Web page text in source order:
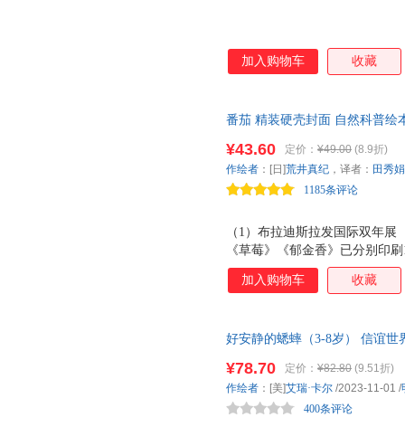
加入购物车 收藏
番茄 精装硬壳封面 自然科普绘
一粒种子发芽到开花结果的全
起来赏心悦目。孩子和大人都
雅、蓬勃
（1）布拉迪斯拉发国际双年
《草莓》《郁金香》已分别印
画家之一，师从熊田千佳慕，
（3）本书描绘了番茄从一粒
¥43.60 定价： ¥49.00 (8.9折)
1185条评论
作绘者 ：[日]荒井真纪 ，译者： 田秀娟
加入购物车 收藏
好安静的蟋蟀（3-8岁） 信谊
¥78.70 定价： ¥82.80 (9.51折)
400条评论
作绘者 ：[美]艾瑞·卡尔 /2023-11-01 /